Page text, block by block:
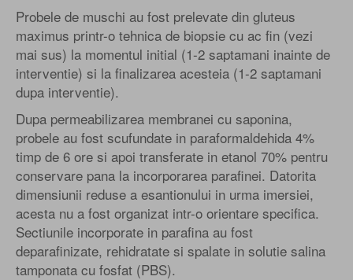
Probele de muschi au fost prelevate din gluteus
maximus printr-o tehnica de biopsie cu ac fin (vezi
mai sus) la momentul initial (1-2 saptamani inainte de
interventie) si la finalizarea acesteia (1-2 saptamani
dupa interventie).
Dupa permeabilizarea membranei cu saponina,
probele au fost scufundate in paraformaldehida 4%
timp de 6 ore si apoi transferate in etanol 70% pentru
conservare pana la incorporarea parafinei. Datorita
dimensiunii reduse a esantionului in urma imersiei,
acesta nu a fost organizat intr-o orientare specifica.
Sectiunile incorporate in parafina au fost
deparafinizate, rehidratate si spalate in solutie salina
tamponata cu fosfat (PBS).